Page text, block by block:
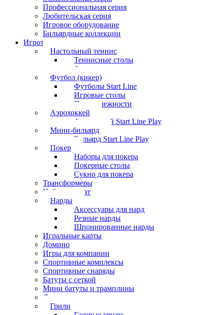
Профессиональная серия
Любительская серия
Игровое оборудование
Бильярдные коллекции
Игротека
Настольный теннис
Теннисные столы
Аксессуары
Футбол (кикер)
Футболы Start Line
Игровые столы
Принадлежности
Аэрохоккей
Аэрохоккей Start Line Play
Мини-бильярд
Бильярд Start Line Play
Покер
Наборы для покера
Покерные столы
Сукно для покера
Трансформеры
Набор шахмат
Нарды
Аксессуары для нард
Резные нарды
Шпонированные нарды
Игральные карты
Домино
Игры для компании
Спортивные комплексы
Спортивные снаряды
Батуты с сеткой
Мини батуты и трамплины
Дартс
Грили